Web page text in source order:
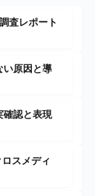
査レポート
い原因と導
確認と表現
スメディ